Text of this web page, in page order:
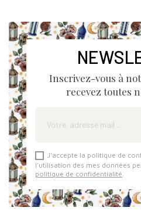
Inscrivez-vous à
recevez toutes
J'accepte la politique de
l'utilisation des mes données
politique de confidentialité